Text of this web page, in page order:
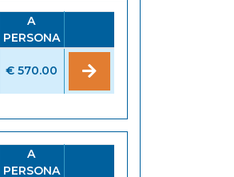
A
PERSONA
€ 570.00
A
PERSONA